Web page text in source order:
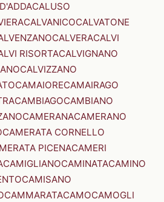
CALUSO
CALVANICOCALVATONE
CALVERACALVI
RISORTACALVIGNANO
CALVIZZANO
CAMAIORECAMAIRAGO
CAMBIAGOCAMBIANO
CAMERANACAMERANO
CAMERATA CORNELLO
PICENACAMERI
CAMIGLIANOCAMINATACAMINO
CAMISANO
CAMMARATACAMOCAMOGLI